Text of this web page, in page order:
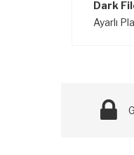
Dark
Ayarlı